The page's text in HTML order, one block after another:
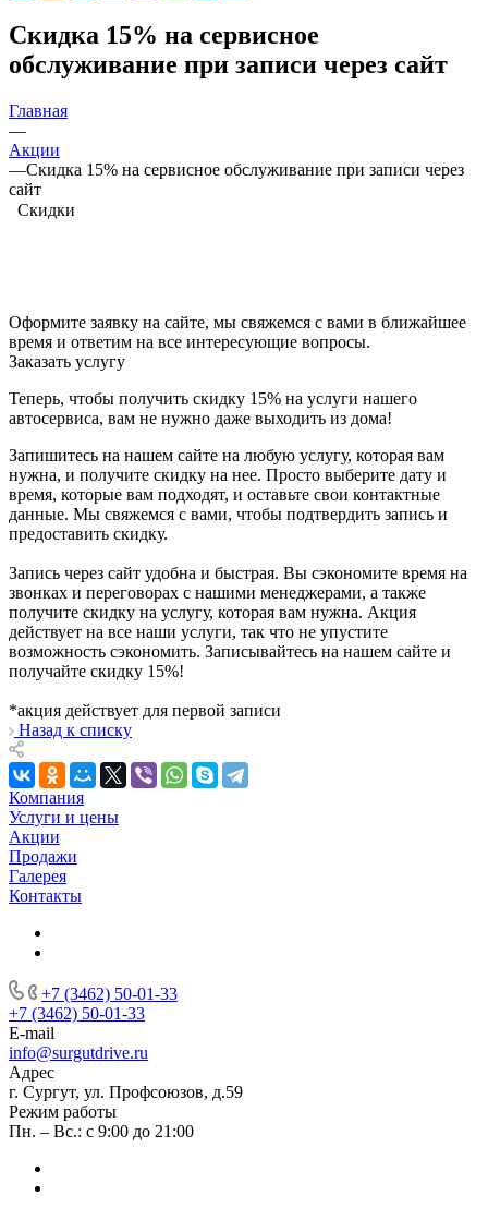
Скидка 15% на сервисное
обслуживание при записи через сайт
Главная
—
Акции
—Скидка 15% на сервисное обслуживание при записи через
сайт
Скидки
Оформите заявку на сайте, мы свяжемся с вами в ближайшее
время и ответим на все интересующие вопросы.
Заказать услугу
Теперь, чтобы получить скидку 15% на услуги нашего
автосервиса, вам не нужно даже выходить из дома!
Запишитесь на нашем сайте на любую услугу, которая вам
нужна, и получите скидку на нее. Просто выберите дату и
время, которые вам подходят, и оставьте свои контактные
данные. Мы свяжемся с вами, чтобы подтвердить запись и
предоставить скидку.
Запись через сайт удобна и быстрая. Вы сэкономите время на
звонках и переговорах с нашими менеджерами, а также
получите скидку на услугу, которая вам нужна. Акция
действует на все наши услуги, так что не упустите
возможность сэкономить. Записывайтесь на нашем сайте и
получайте скидку 15%!
*акция действует для первой записи
Назад к списку
Компания
Услуги и цены
Акции
Продажи
Галерея
Контакты
+7 (3462) 50-01-33
+7 (3462) 50-01-33
E-mail
info@surgutdrive.ru
Адрес
г. Сургут, ул. Профсоюзов, д.59
Режим работы
Пн. – Вс.: с 9:00 до 21:00